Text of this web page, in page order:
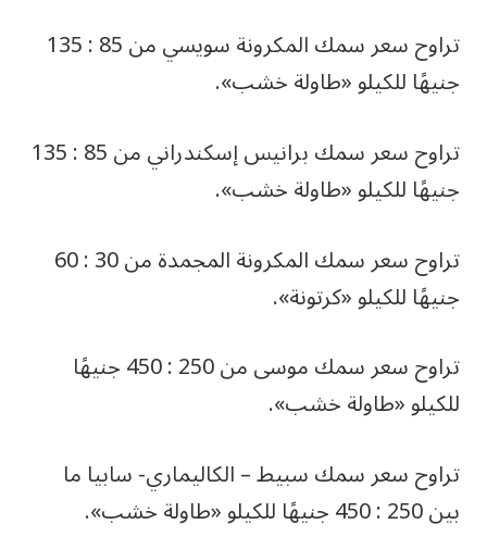
تراوح سعر سمك المكرونة سويسي من 85 : 135
جنيهًا للكيلو «طاولة خشب».
تراوح سعر سمك برانيس إسكندراني من 85 : 135
جنيهًا للكيلو «طاولة خشب».
تراوح سعر سمك المكرونة المجمدة من 30 : 60
جنيهًا للكيلو «كرتونة».
تراوح سعر سمك موسى من 250 : 450 جنيهًا
للكيلو «طاولة خشب».
تراوح سعر سمك سبيط – الكاليماري- سابيا ما
بين 250 : 450 جنيهًا للكيلو «طاولة خشب».